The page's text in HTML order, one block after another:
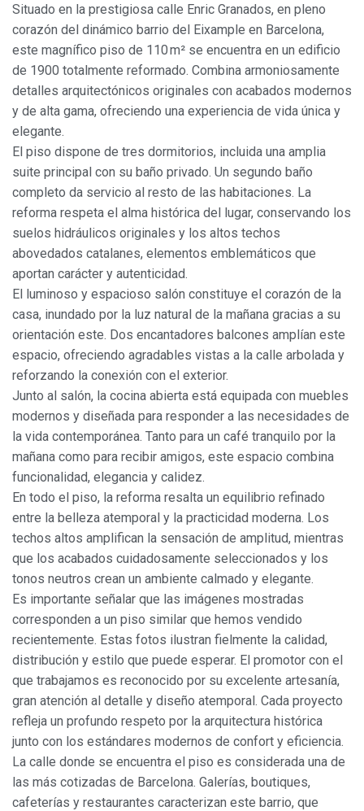
Situado en la prestigiosa calle Enric Granados, en pleno
corazón del dinámico barrio del Eixample en Barcelona,
este magnífico piso de 110 m² se encuentra en un edificio
de 1900 totalmente reformado. Combina armoniosamente
detalles arquitectónicos originales con acabados modernos
y de alta gama, ofreciendo una experiencia de vida única y
elegante.
El piso dispone de tres dormitorios, incluida una amplia
suite principal con su baño privado. Un segundo baño
completo da servicio al resto de las habitaciones. La
reforma respeta el alma histórica del lugar, conservando los
suelos hidráulicos originales y los altos techos
abovedados catalanes, elementos emblemáticos que
aportan carácter y autenticidad.
El luminoso y espacioso salón constituye el corazón de la
casa, inundado por la luz natural de la mañana gracias a su
orientación este. Dos encantadores balcones amplían este
espacio, ofreciendo agradables vistas a la calle arbolada y
reforzando la conexión con el exterior.
Junto al salón, la cocina abierta está equipada con muebles
modernos y diseñada para responder a las necesidades de
la vida contemporánea. Tanto para un café tranquilo por la
mañana como para recibir amigos, este espacio combina
funcionalidad, elegancia y calidez.
En todo el piso, la reforma resalta un equilibrio refinado
entre la belleza atemporal y la practicidad moderna. Los
techos altos amplifican la sensación de amplitud, mientras
que los acabados cuidadosamente seleccionados y los
tonos neutros crean un ambiente calmado y elegante.
Es importante señalar que las imágenes mostradas
corresponden a un piso similar que hemos vendido
recientemente. Estas fotos ilustran fielmente la calidad,
distribución y estilo que puede esperar. El promotor con el
que trabajamos es reconocido por su excelente artesanía,
gran atención al detalle y diseño atemporal. Cada proyecto
refleja un profundo respeto por la arquitectura histórica
junto con los estándares modernos de confort y eficiencia.
La calle donde se encuentra el piso es considerada una de
las más cotizadas de Barcelona. Galerías, boutiques,
cafeterías y restaurantes caracterizan este barrio, que
Modificar cookies
Técnicas y funcionales
Siempre activas